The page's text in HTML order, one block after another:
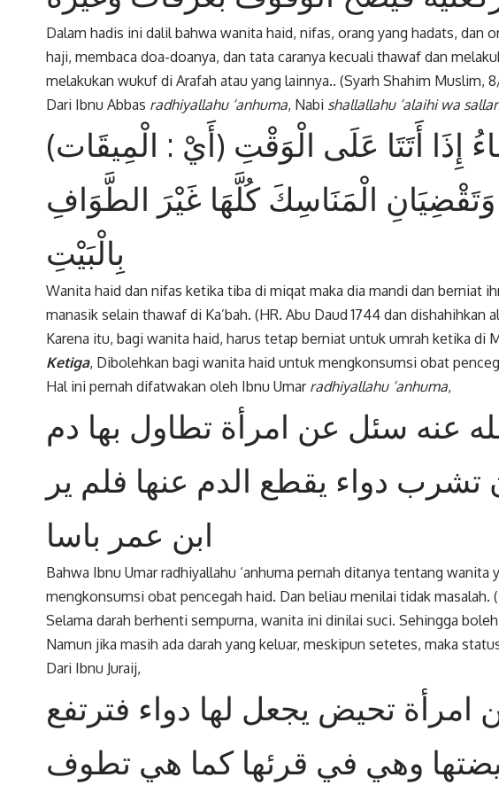
Dalam hadis ini dalil bahwa wanita haid, nifas, orang yang hadats, dan
haji, membaca doa-doanya, dan tata caranya kecuali thawaf dan
melakukan wukuf di Arafah atau yang lainnya.. (Syarh Shahim Muslim,
Dari Ibnu Abbas radhiyallahu ‘anhuma, Nabi shallallahu ‘alaihi wa
إِذَا أَتَتَا عَلَى الْوَقْتِ (أَيْ : الْمِيقَات)
الْمَنَاسِكَ كُلَّهَا غَيْرَ الطَّوَافِ
بِالْبَيْتِ
Wanita haid dan nifas ketika tiba di miqat maka dia mandi dan berniat
manasik selain thawaf di Ka’bah. (HR. Abu Daud 1744 dan dishahihkan
Karena itu, bagi wanita haid, harus tetap berniat untuk umrah ketika di
Ketiga, Dibolehkan bagi wanita haid untuk mengkonsumsi obat
Hal ini pernah difatwakan oleh Ibnu Umar radhiyallahu ‘anhuma,
عنه سئل عن امرأة تطاول بها دم
تشرب دواء يقطع الدم عنها فلم ير
ابن عمر باسا
Bahwa Ibnu Umar radhiyallahu ‘anhuma pernah ditanya tentang wanita
mengkonsumsi obat pencegah haid. Dan beliau menilai tidak masalah.
Selama darah berhenti sempurna, wanita ini dinilai suci. Sehingga
Namun jika masih ada darah yang keluar, meskipun setetes, maka
Dari Ibnu Juraij,
تحيض يجعل لها دواء فترتفع
وهي في قرئها كما هي تطوف